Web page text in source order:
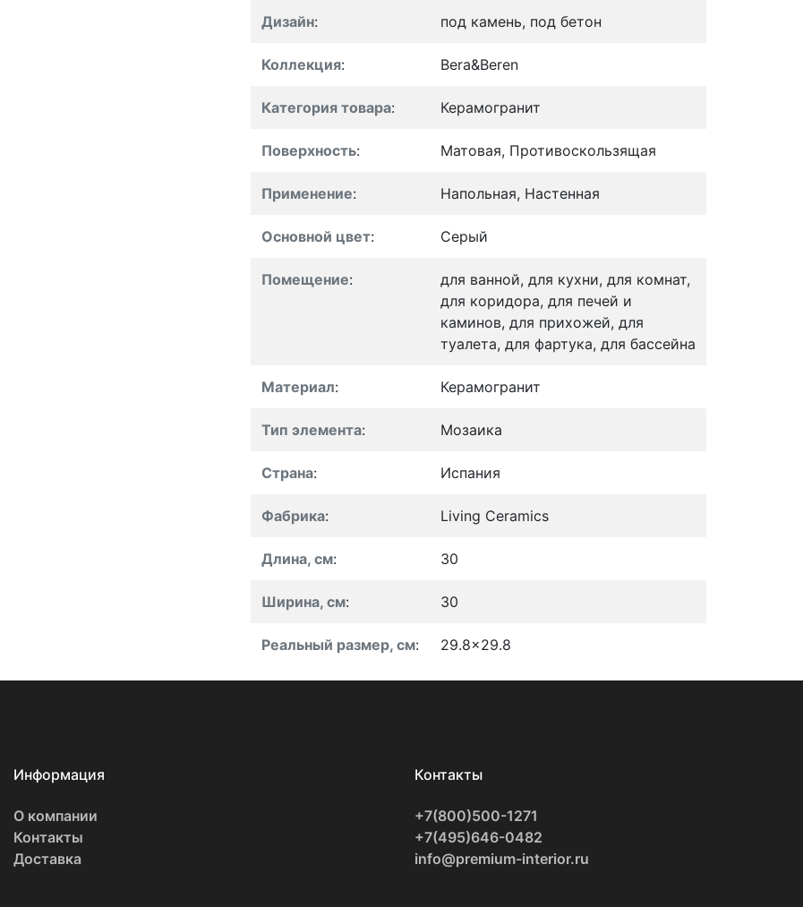
Дизайн: под камень, под бетон
Коллекция: Bera&Beren
Категория товара: Керамогранит
Поверхность: Матовая, Противоскользящая
Применение: Напольная, Настенная
Основной цвет: Серый
Помещение:
для ванной, для кухни, для комнат,
для коридора, для печей и
каминов, для прихожей, для
туалета, для фартука, для бассейна
Материал: Керамогранит
Тип элемента: Мозаика
Страна: Испания
Фабрика: Living Ceramics
Длина, см: 30
Ширина, см: 30
Реальный размер, см: 29.8x29.8
Информация
О компании
Контакты
Доставка
Контакты
+7(800)500-1271
+7(495)646-0482
info@premium-interior.ru